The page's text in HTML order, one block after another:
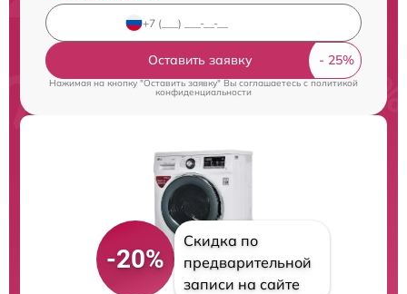
Оставить заявку
Нажимая на кнопку "Оставить заявку" Вы соглашаетесь cполитикой
конфиденциальности
-20%
Скидка по
предварительной
записи на сайте